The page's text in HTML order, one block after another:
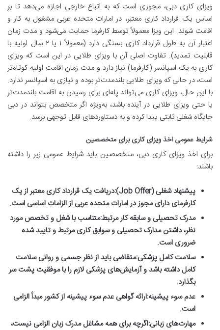
ویزای کاری دبی، مجوزی است که به اتباع خارجی اجازه می‌دهد تا بر
اساس یک قرارداد کاری معتبر، در امارات متحده عربی مشغول به کار و
اقامت شوند. این ویزا معمولاً توسط کارفرما حمایت می‌شود و مدت زمان
اعتبار آن به طول قرارداد کاری بستگی دارد (معمولاً ۱ یا ۲ سال اولیه با
قابلیت تمدید). تفاوت اصلی آن با ویزای طلایی در این است که ویزای
کاری به یک اسپانسر (کارفرما) نیاز دارد و مدت زمان اقامت اولیه کوتاه‌تر
است، در حالی که ویزای طلایی بلندمدت‌تر بوده و نیازی به اسپانسر ندارد.
با این حال، ویزای کاری می‌تواند پله‌ای برای رسیدن به اقامت بلندمدت‌تر
یا حتی ویزای طلایی در آینده باشد، به‌ویژه اگر متخصص بتواند در دبی
جایگاه شغلی ثابتی پیدا کرده و به دستاوردهای قابل توجهی برسد.
شرایط عمومی اخذ ویزای کاری برای متخصصین
برای اخذ ویزای کاری دبی، متخصصین باید شرایط عمومی زیر را داشته
باشند:
پیشنهاد شغلی (Job Offer):
دریافت یک قرارداد کاری معتبر از یک
کارفرمای دارای مجوز در امارات متحده عربی از الزامات اساسی است.
مدرک تحصیلی و سابقه کار مرتبط:متناسب با شغل و تخصص مورد
نظر، داشتن مدارک تحصیلی و سوابق کاری مرتبط و تایید شده
ضروری است.
سلامت کامل پزشکی:متقاضی باید از نظر جسمی و روانی سلامت
کامل داشته باشد و آزمایش‌های پزشکی لازم را با موفقیت پشت سر
بگذارد.
عدم سوء پیشینه:ارائه گواهی عدم سوء پیشینه از کشور مبدأ الزامی
است.
مهارت‌های زبانی:اگرچه برای همه مشاغل مدرک زبان الزامی نیست،